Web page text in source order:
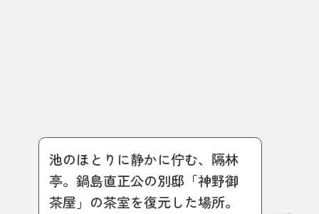
池のほとりに静かに佇む、隔林
亭。鍋島直正公の別邸「神野御
茶屋」の茶室を復元した場所。